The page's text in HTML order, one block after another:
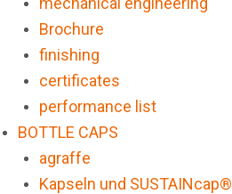
Brochure
finishing
certificates
performance list
BOTTLE CAPS
agraffe
Kapseln und SUSTAINcap®